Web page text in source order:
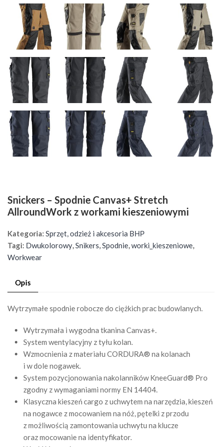
Snickers – Spodnie Canvas+ Stretch
AllroundWork z workami kieszeniowymi
Kategoria: Sprzęt, odzież i akcesoria BHP
Tagi: Dwukolorowy,Snikers,Spodnie,worki_kieszeniowe,
Workwear
Opis
Wytrzymałe spodnie robocze do ciężkich prac budowlanych.
Wytrzymała i wygodna tkanina Canvas+.
System wentylacyjny z tyłu kolan.
Wzmocnienia z materiału CORDURA® na kolanach
i w dole nogawek.
System pozycjonowania nakolanników KneeGuard® Pro
zgodny z wymaganiami normy EN 14404.
Klasyczna kieszeń cargo z uchwytem na narzędzia, kieszeń
na nogawce z mocowaniem na nóż, pętelki z przodu
z możliwością zamontowania uchwytu na klucze
oraz mocowanie na identyfikator.